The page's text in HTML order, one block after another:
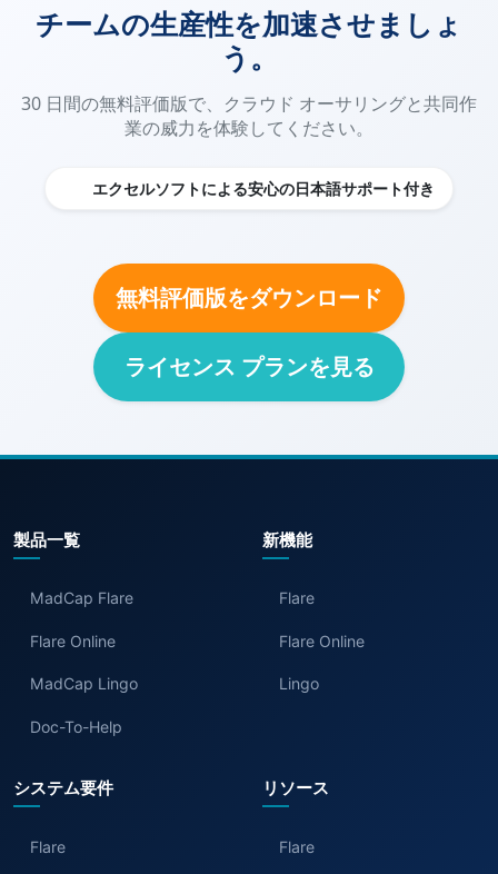
チームの生産性を加速させましょ
う。
30 日間の無料評価版で、クラウド オーサリングと共同作
業の威力を体験してください。
エクセルソフトによる安心の日本語サポート付き
無料評価版をダウンロード
ライセンス プランを見る
製品一覧
MadCap Flare
Flare Online
MadCap Lingo
Doc-To-Help
新機能
Flare
Flare Online
Lingo
システム要件
Flare
リソース
Flare